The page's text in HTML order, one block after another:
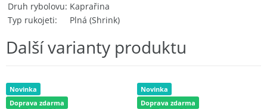
Druh rybolovu Kaprařina
Typ rukojeti
Plná (Shrink)
Další varianty produktu
Novinka
Doprava zdarma
Novinka
Doprava zdarma